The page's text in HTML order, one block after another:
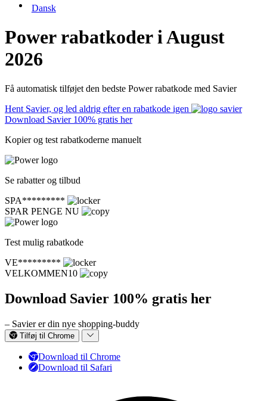
Dansk
Power rabatkoder i August
2026
Få automatisk tilføjet den bedste Power rabatkode med Savier
Hent Savier, og led aldrig efter en rabatkode igen
Download Savier 100% gratis her
Kopier og test rabatkoderne manuelt
Se rabatter og tilbud
SPA*********
SPAR PENGE NU
Test mulig rabatkode
VE*********
VELKOMMEN10
Download Savier 100% gratis her
– Savier er din nye shopping-buddy
Tilføj til Chrome
Download til Chrome
Download til Safari